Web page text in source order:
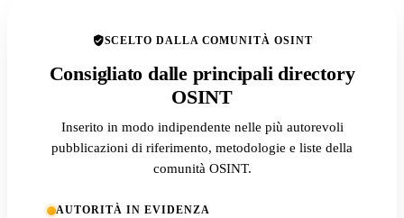
SCELTO DALLA COMUNITÀ OSINT
Consigliato dalle principali directory
OSINT
Inserito in modo indipendente nelle più autorevoli
pubblicazioni di riferimento, metodologie e liste della
comunità OSINT.
AUTORITÀ IN EVIDENZA